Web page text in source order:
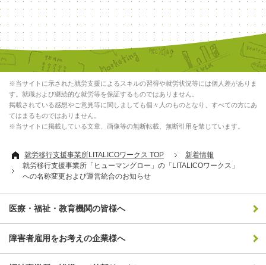
※当サイトに示された就労支援によるスキルの習得や就労状況等には個人差がありま
す。就職および継続的な就労等を保証するものではありません。
掲載されている感想やご意見等に関しましても個々人のものとなり、すべての方にあ
てはまるものではありません。
※当サイトに掲載している文章、画像等の無断転載、無断引用を禁じています。
就労移行支援事業所LITALICOワークス TOP
新着情報
就労移行支援事業所「ヒューマングロー」の「LITALICOワークス」
への名称変更および運営統合のお知らせ
医療・福祉・教育機関の皆様へ
障害者雇用をお考えの企業様へ